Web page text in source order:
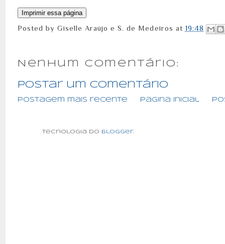
Posted byGiselle Araújo e S. de Medeiros at 19:48
Nenhum comentário:
Postar um comentário
Postagem mais recente Página inicial
Tecnologia do Blogger.